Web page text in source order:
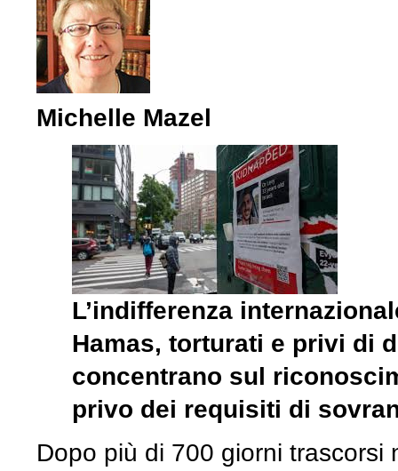
Michelle Mazel
L’indifferenza
Hamas, torturati e privi di
concentrano sul
privo dei requisiti di
Dopo più di 700 giorni